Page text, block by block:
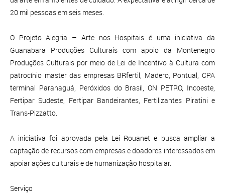
20 mil pessoas em seis meses.
O Projeto Alegria – Arte nos Hospitais é uma iniciativa da
Guanabara Produções Culturais com apoio da Montenegro
Produções Culturais por meio de Lei de Incentivo à Cultura com
patrocínio master das empresas BRfertil, Madero, Pontual, CPA
terminal Paranaguá, Peróxidos do Brasil, ON PETRO, Incoeste,
Fertipar Sudeste, Fertipar Bandeirantes, Fertilizantes Piratini e
Trans-Pizzatto.
A iniciativa foi aprovada pela Lei Rouanet e busca ampliar a
captação de recursos com empresas e doadores interessados em
apoiar ações culturais e de humanização hospitalar.
Serviço